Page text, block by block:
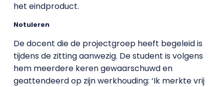
het eindproduct.
Notuleren
De docent die de projectgroep heeft begeleid is
tijdens de zitting aanwezig. De student is volgens
hem meerdere keren gewaarschuwd en
geattendeerd op zijn werkhouding: ‘Ik merkte vrij